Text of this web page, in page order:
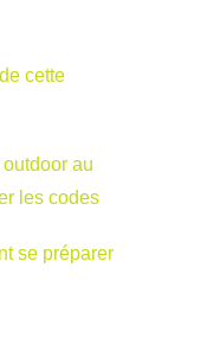
cette
au
les codes
se préparer